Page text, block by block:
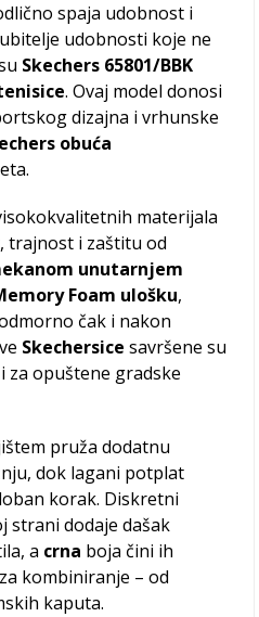
spaja udobnost i
udobnosti koje ne
Skechers 65801/BBK
. Ovaj model donosi
dizajna i vrhunske
obuća
materijala
trajnost i zaštitu od
unutarnjem
Foam ulošku,
čak i nakon
Skechersice savršene su
za opuštene gradske
pruža dodatnu
dok lagani potplat
korak. Diskretni
strani dodaje dašak
a crna boja čini ih
kombiniranje – od
kaputa.